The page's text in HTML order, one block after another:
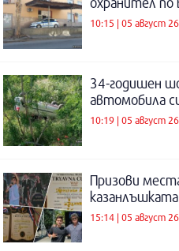
10:15 | 05 август 26
34-годишен
автомобила
10:19 | 05 август 26
Призови
15:14 | 05 август 26